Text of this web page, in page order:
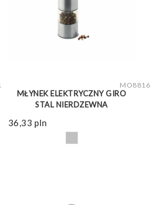
MO8816
MŁYNEK ELEKTRYCZNY GIRO
STAL NIERDZEWNA
36,33 pln